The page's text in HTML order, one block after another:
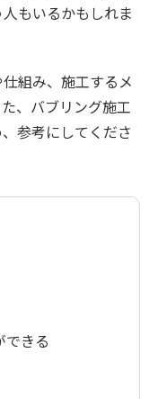
もいるかもしれま
組み、施工するメ
、バブリング施工
参考にしてくださ
できる